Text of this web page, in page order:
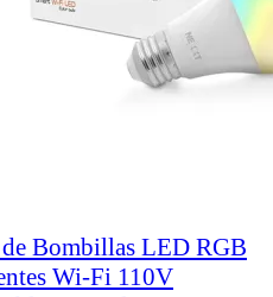
Bombillas LED RGB
Wi-Fi 110V